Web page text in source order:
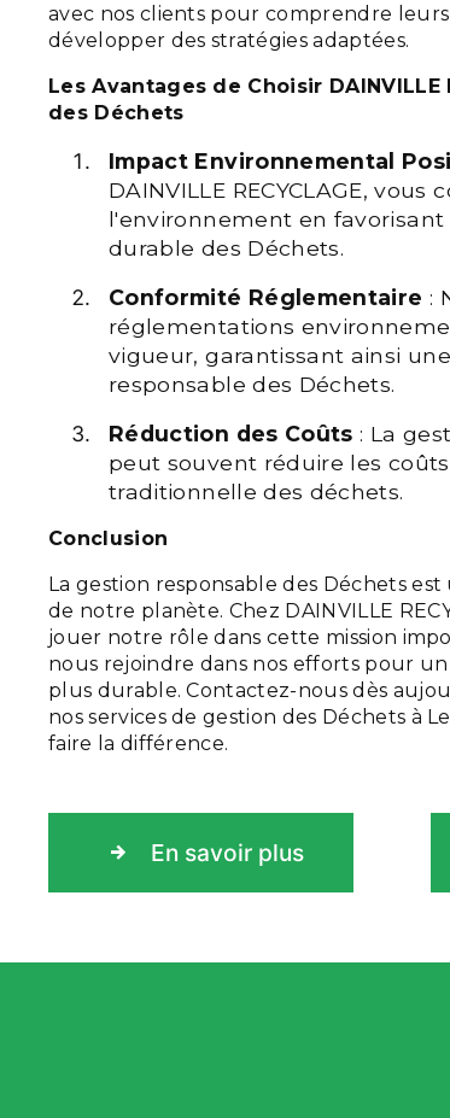
avec nos clients pour comprendre
développer des stratégies adaptées.
Les Avantages de Choisir DAINVILLE
des Déchets
Impact Environnemental
DAINVILLE RECYCLAGE,
l'environnement en
durable des Déchets.
Conformité Réglementaire :
réglementations
vigueur, garantissant ainsi
responsable des Déchets.
Réduction des Coûts : La
peut souvent réduire les
traditionnelle des déchets.
Conclusion
La gestion responsable des Déchets
de notre planète. Chez DAINVILLE
jouer notre rôle dans cette mission
nous rejoindre dans nos efforts pour
plus durable. Contactez-nous dès
nos services de gestion des Déchets à
faire la différence.
En savoir plus